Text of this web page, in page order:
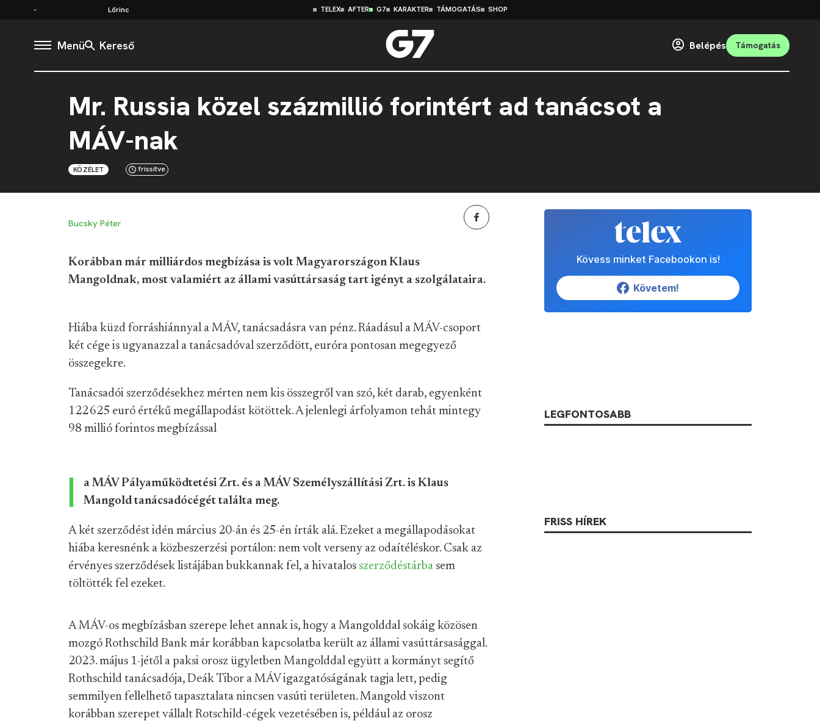
Lőrinc TELEX AFTER G7 KARAKTER TÁMOGATÁS SHOP
Menü Kereső Belépés Támogatás
Mr. Russia közel százmillió forintért ad tanácsot a
MÁV-nak
KÖZÉLET frissítve
Bucsky Péter
Korábban már milliárdos megbízása is volt Magyarországon Klaus
Mangoldnak, most valamiért az állami vasúttársaság tart igényt a szolgálataira.
Hiába küzd forráshiánnyal a MÁV, tanácsadásra van pénz. Ráadásul a MÁV-csoport
két cége is ugyanazzal a tanácsadóval szerződött, euróra pontosan megegyező
összegekre.
Tanácsadói szerződésekhez mérten nem kis összegről van szó, két darab, egyenként
122 625 euró értékű megállapodást kötöttek. A jelenlegi árfolyamon tehát mintegy
98 millió forintos megbízással
a MÁV Pályaműködtetési Zrt. és a MÁV Személyszállítási Zrt. is Klaus
Mangold tanácsadócégét találta meg.
A két szerződést idén március 20-án és 25-én írták alá. Ezeket a megállapodásokat
hiába keresnénk a közbeszerzési portálon: nem volt verseny az odaítéléskor. Csak az
érvényes szerződések listájában bukkannak fel, a hivatalos szerződéstárba sem
töltötték fel ezeket.
A MÁV-os megbízásban szerepe lehet annak is, hogy a Mangolddal sokáig közösen
mozgó Rothschild Bank már korábban kapcsolatba került az állami vasúttársasággal.
2023. május 1-jétől a paksi orosz ügyletben Mangolddal együtt a kormányt segítő
Rothschild tanácsadója, Deák Tibor a MÁV igazgatóságának tagja lett, pedig
semmilyen fellelhető tapasztalata nincsen vasúti területen. Mangold viszont
korábban szerepet vállalt Rotschild-cégek vezetésében is, például az orosz
Kövess minket Facebookon is!
Követem!
LEGFONTOSABB
FRISS HÍREK